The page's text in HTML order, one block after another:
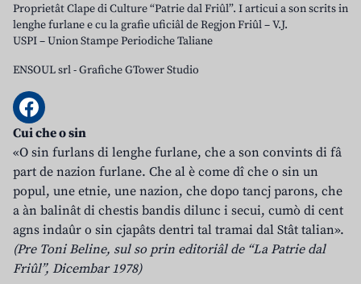
Proprietât Clape di Culture “Patrie dal Friûl”. I articui a son scrits in
lenghe furlane e cu la grafie uficiâl de Regjon Friûl – V.J.
USPI – Union Stampe Periodiche Taliane
ENSOUL srl-Grafiche GTower Studio
Cui che o sin
«O sin furlans di lenghe furlane, che a son convints di fâ
part de nazion furlane. Che al è come dî che o sin un
popul, une etnie, une nazion, che dopo tancj parons, che
a àn balinât di chestis bandis dilunc i secui, cumò di cent
agns indaûr o sin cjapâts dentri tal tramai dal Stât talian».
(Pre Toni Beline, sul so prin editoriâl de “La Patrie dal
Friûl”, Dicembar 1978)